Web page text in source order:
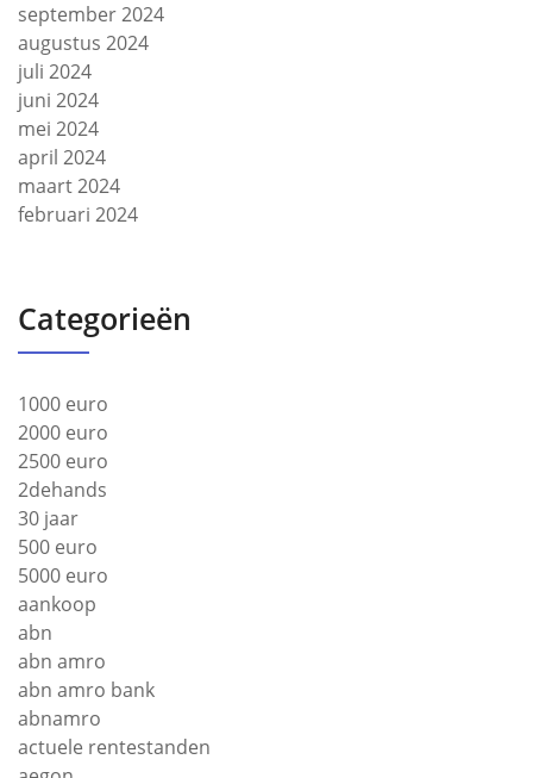
september 2024
augustus 2024
juli 2024
juni 2024
mei 2024
april 2024
maart 2024
februari 2024
Categorieën
1000 euro
2000 euro
2500 euro
2dehands
30 jaar
500 euro
5000 euro
aankoop
abn
abn amro
abn amro bank
abnamro
actuele rentestanden